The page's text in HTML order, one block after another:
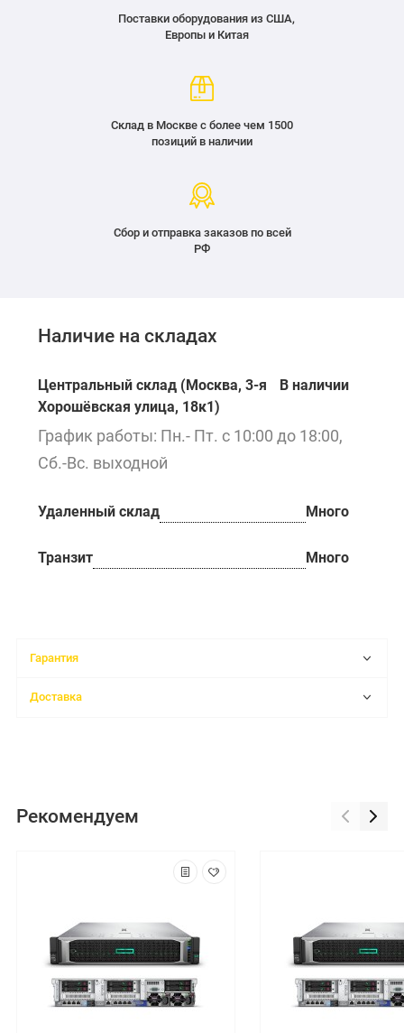
Поставки оборудования из США,
Европы и Китая
Склад в Москве с более чем 1500
позиций в наличии
Сбор и отправка заказов по всей
РФ
Наличие на складах
Центральный склад (Москва, 3-я
Хорошёвская улица, 18к1)
В наличии
График работы: Пн.- Пт. с 10:00 до 18:00,
Сб.-Вс. выходной
Удаленный склад Много
Транзит Много
Гарантия
Доставка
Рекомендуем